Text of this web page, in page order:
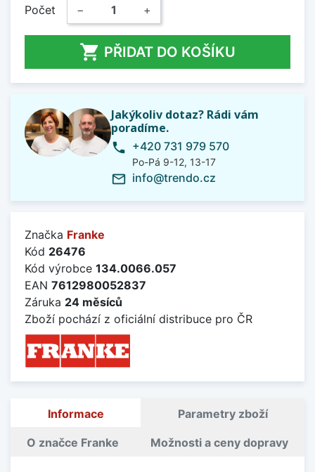
Počet − +
 PŘIDAT DO KOŠÍKU
Jakýkoliv dotaz? Rádi vám
poradíme.
phone +420 731 979 570
Po-Pá 9-12, 13-17
mail_outline info@trendo.cz
Značka Franke
Kód 26476
Kód výrobce 134.0066.057
EAN 7612980052837
Záruka 24 měsíců
Zboží pochází z oficiální distribuce pro ČR
Informace Parametry zboží
O značce Franke Možnosti a ceny dopravy